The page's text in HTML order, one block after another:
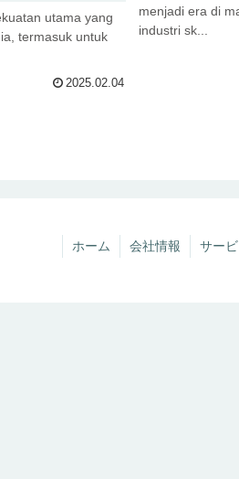
utama yang
termasuk untuk
2025.02.04
menjadi era di
industri sk...
ホーム 会社情報 サー